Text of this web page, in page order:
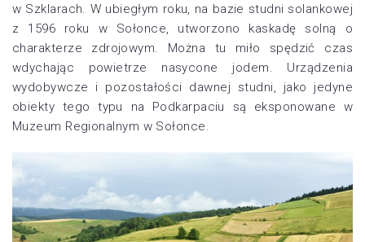
w Szklarach. W ubiegłym roku, na bazie studni solankowej
z 1596 roku w Sołonce, utworzono kaskadę solną o
charakterze zdrojowym. Można tu miło spędzić czas
wdychając powietrze nasycone jodem. Urządzenia
wydobywcze i pozostałości dawnej studni, jako jedyne
obiekty tego typu na Podkarpaciu są eksponowane w
Muzeum Regionalnym w Sołonce.